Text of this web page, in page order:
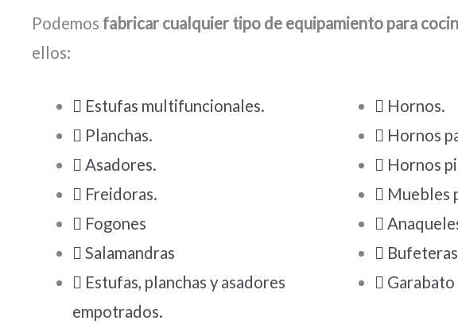
Podemos fabricar cualquier tipo de equipamiento para
ellos:
Estufas multifuncionales.
Planchas.
Asadores.
Freidoras.
Fogones
Salamandras
Estufas, planchas y asadores
empotrados.
Hornos.
Hornos
Hornos
Muebles
Garabato